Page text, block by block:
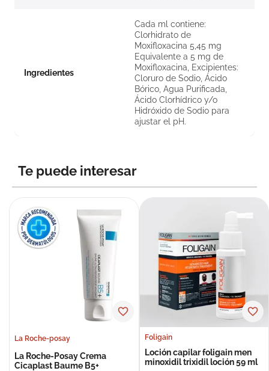
Ingredientes
Cada ml contiene:
Clorhidrato de
Moxifloxacina 5,45 mg
Equivalente a 5 mg de
Moxifloxacina, Excipientes:
Cloruro de Sodio, Ácido
Bórico, Agua Purificada,
Ácido Clorhídrico y/o
Hidróxido de Sodio para
ajustar el pH.
Te puede interesar
La Roche-posay
La Roche-Posay Crema
Cicaplast Baume B5+
Foligain
Loción capilar foligain men
minoxidil trixidil loción 59 ml